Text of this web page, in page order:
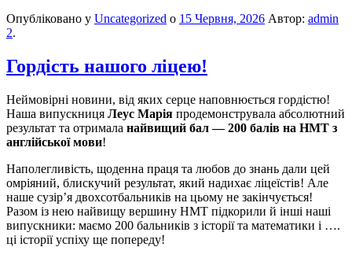
Опубліковано у Uncategorized о 15 Червня, 2026 Автор: admin
2.
Гордість нашого ліцею!
Неймовірні новини, від яких серце наповнюється гордістю!
Наша випускниця Леус Марія продемонструвала абсолютний
результат та отримала найвищий бал — 200 балів на НМТ з
англійської мови!
Наполегливість, щоденна праця та любов до знань дали цей
омріяний, блискучий результат, який надихає ліцеїстів! Але
наше сузір’я двохсотбальників на цьому не закінчується!
Разом із нею найвищу вершину НМТ підкорили й інші наші
випускники: маємо 200 бальників з історії та математики і ….
ці історії успіху ще попереду!